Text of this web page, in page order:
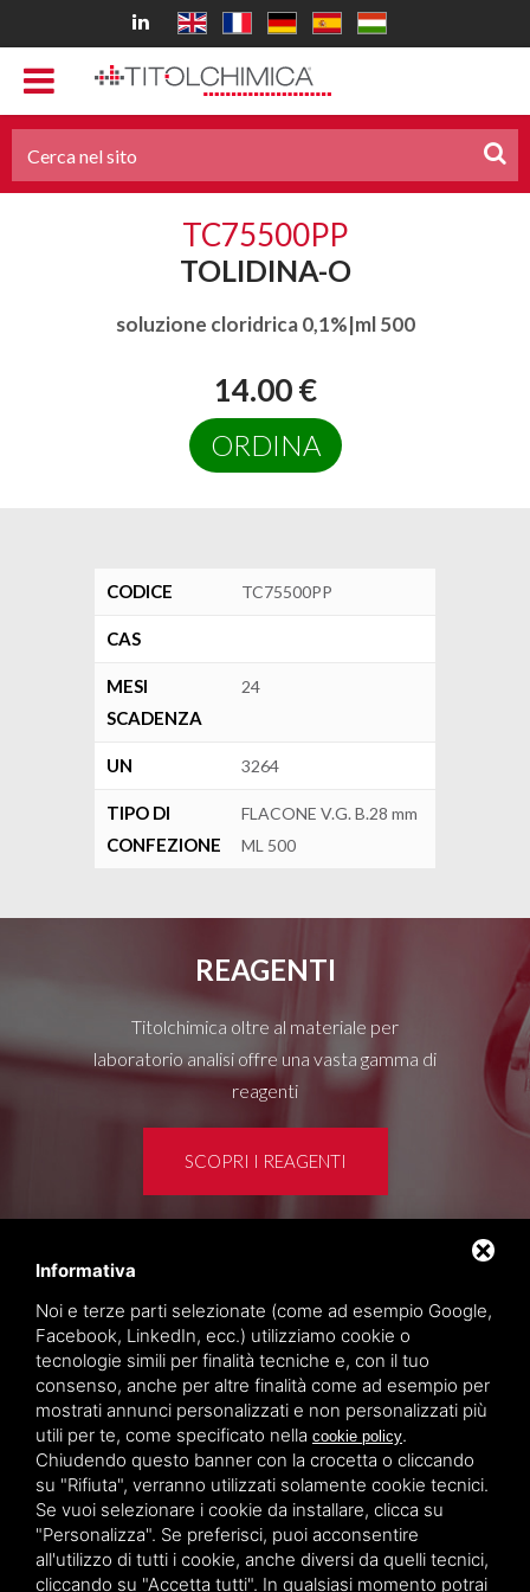
TC75500PP
TOLIDINA-O
soluzione cloridrica 0,1%|ml 500
14.00 €
ORDINA
CODICE TC75500PP
CAS
MESI
SCADENZA
24
UN 3264
TIPO DI
CONFEZIONE
FLACONE V.G. B.28 mm
ML 500
REAGENTI
Titolchimica oltre al materiale per
laboratorio analisi offre una vasta gamma di
reagenti
SCOPRI I REAGENTI
Area clienti
Privacy policy
Sitemap
TITOLCHIMICA SPA - VIA DELL'ARTIGIANATO, 2
(MACROAREA) 45030 VILLAMARZANA (RO) ITALY,
TEL +39 0425 492644. P.I. 00748970290
Informativa
Noi e terze parti selezionate (come ad esempio Google,
Facebook, LinkedIn, ecc.) utilizziamo cookie o
tecnologie simili per finalità tecniche e, con il tuo
consenso, anche per altre finalità come ad esempio per
mostrati annunci personalizzati e non personalizzati più
utili per te, come specificato nella cookie policy.
Chiudendo questo banner con la crocetta o cliccando
su "Rifiuta", verranno utilizzati solamente cookie tecnici.
Se vuoi selezionare i cookie da installare, clicca su
"Personalizza". Se preferisci, puoi acconsentire
all'utilizzo di tutti i cookie, anche diversi da quelli tecnici,
cliccando su "Accetta tutti". In qualsiasi momento potrai